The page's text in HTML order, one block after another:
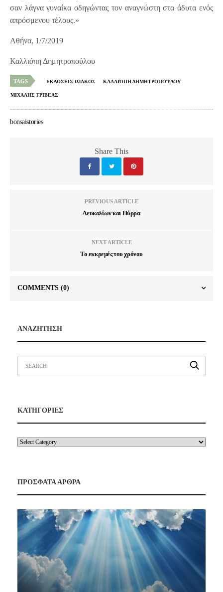
σαν λάγνα γυναίκα οδηγώντας τον αναγνώστη στα άδυτα ενός
απρόσμενου τέλους.»
Αθήνα, 1/7/2019
Καλλιόπη Δημητροπούλου
TAGS ΕΚΔΟΣΕΙΣ ΙΩΛΚΟΣ ΚΑΛΛΙΌΠΗ ΔΗΜΗΤΡΟΠΟΎΛΟΥ
ΜΙΧΑΛΗΣ ΓΡΙΒΕΑΣ
bonsaistories
Share This
PREVIOUS ARTICLE
Δευκαλίων και Πύρρα
NEXT ARTICLE
Το εκκρεμές του χρόνου
COMMENTS (0)
ΑΝΑΖΗΤΗΣΗ
ΚΑΤΗΓΟΡΙΕΣ
ΠΡΟΣΦΑΤΑ ΑΡΘΡΑ